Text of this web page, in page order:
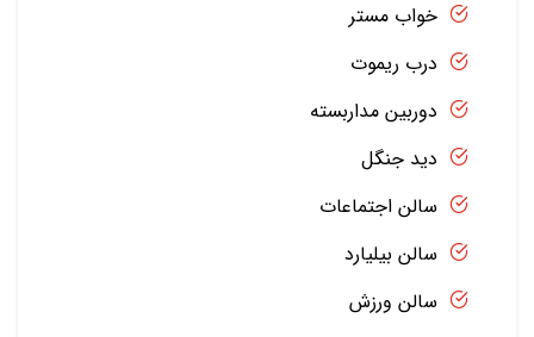
خواب مستر
درب ریموت
دوربین مداربسته
دید جنگل
سالن اجتماعات
سالن بیلیارد
سالن ورزش